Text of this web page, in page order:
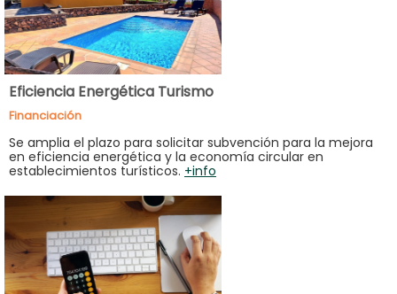
Eficiencia Energética Turismo
Financiación
Se amplia el plazo para solicitar subvención para la mejora
en eficiencia energética y la economía circular en
establecimientos turísticos. +info